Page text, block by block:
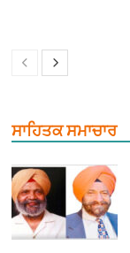
ਸਾਹਿਤਕ ਸਮਾਚਾਰ